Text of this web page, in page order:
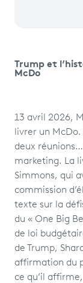
Trump et
McDo
13 avril 2026,
livrer un
deux
marketing. La
Simmons, qui
commission
texte sur la
du « One Big
de loi
de Trump,
affirmation du
ce qu’il